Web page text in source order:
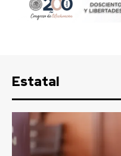
Estatal